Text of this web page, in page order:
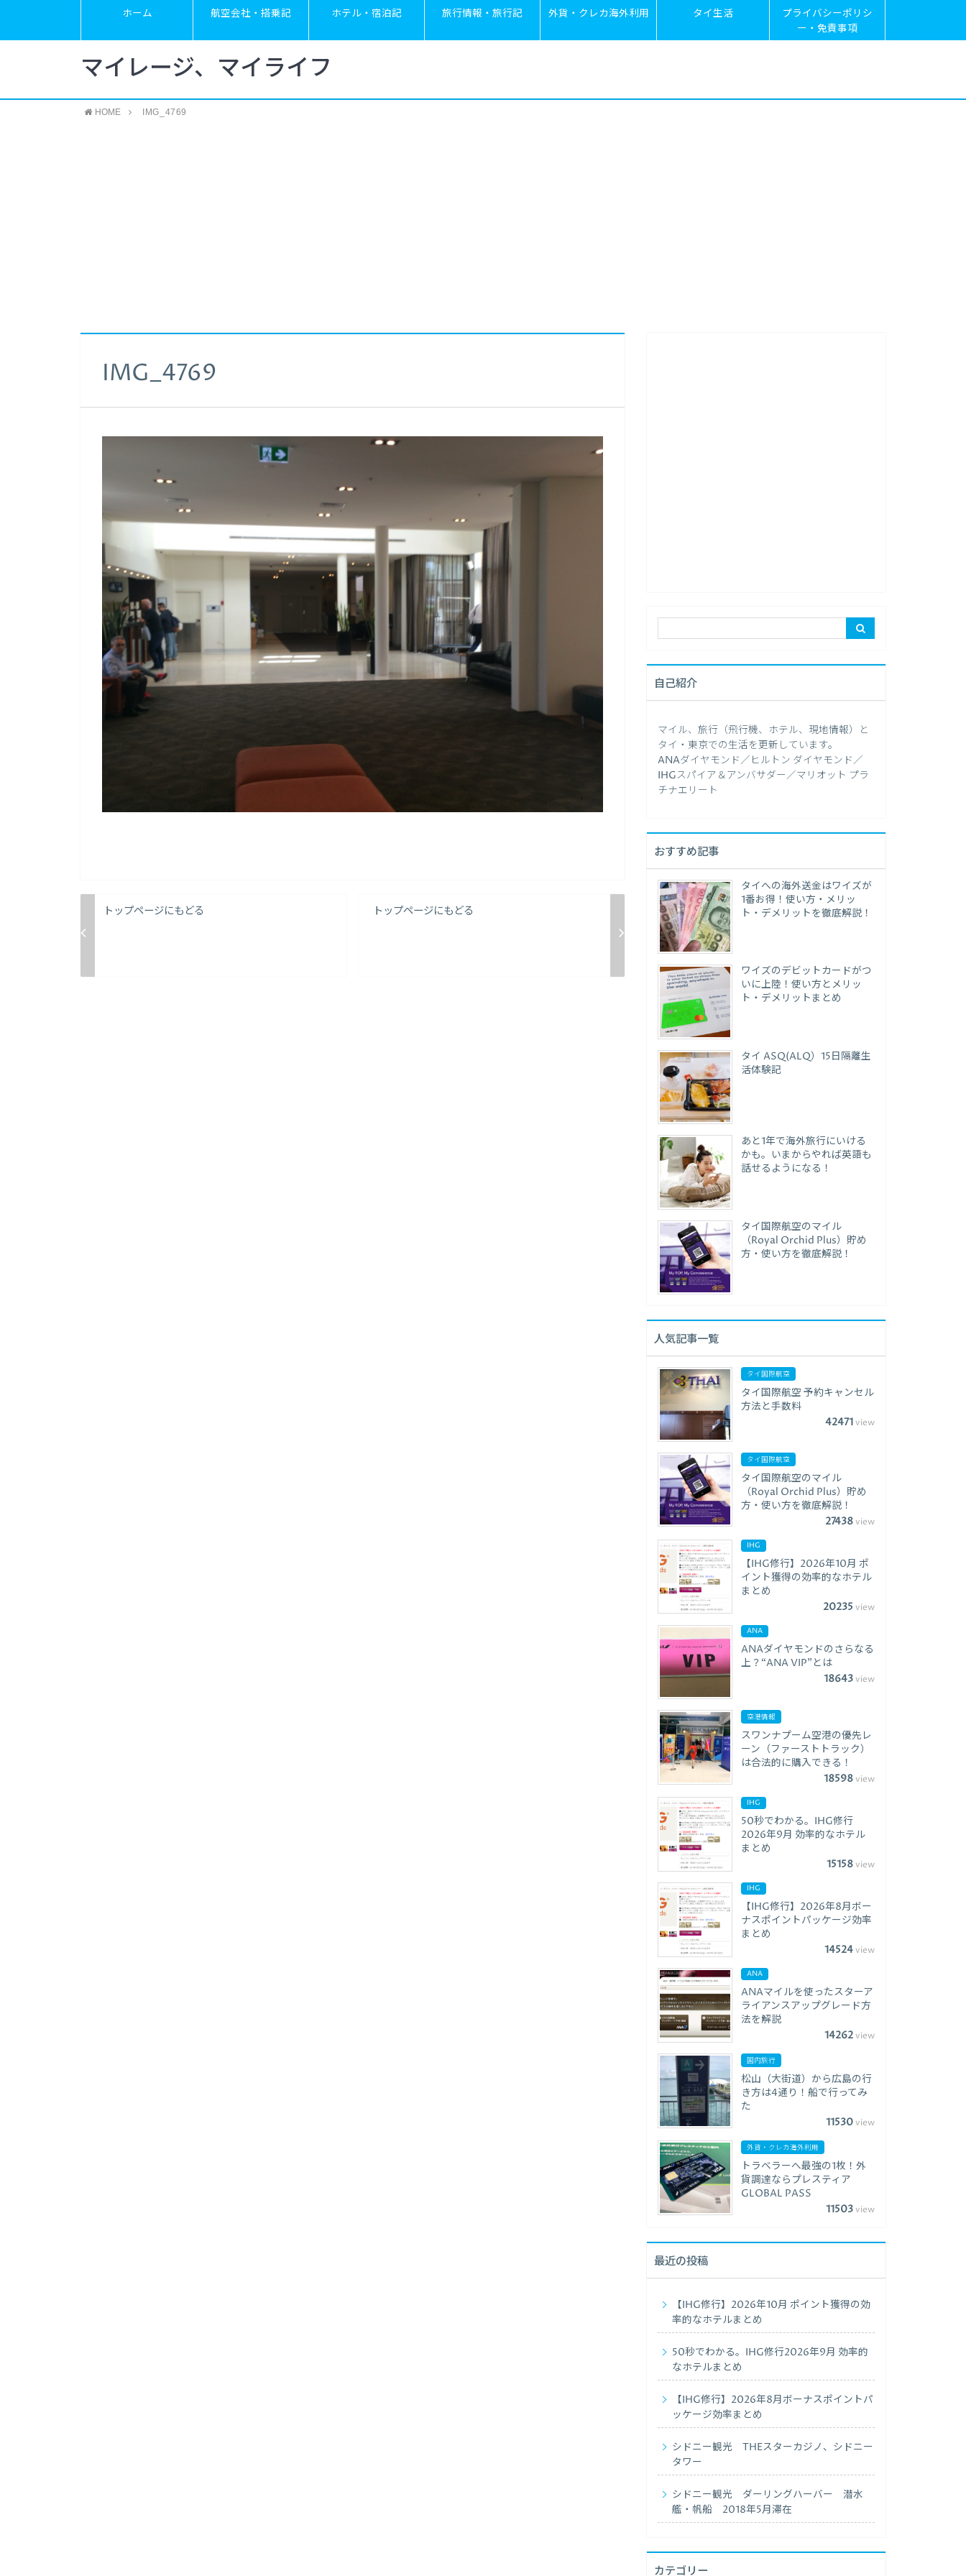
ホーム 航空会社・搭乗記 ホテル・宿泊記 旅行情報・旅行記 外貨・クレカ海外利用 タイ生活
プライバシーポリシ
ー・免責事項
マイレージ、マイライフ
HOME IMG_4769
IMG_4769
トップページにもどる トップページにもどる
自己紹介
マイル、旅行（飛行機、ホテル、現地情報）と
タイ・東京での生活を更新しています。
ANAダイヤモンド／ヒルトン ダイヤモンド／
IHGスパイア＆アンバサダー／マリオット プラ
チナエリート
おすすめ記事
タイへの海外送金はワイズが
1番お得！使い方・メリッ
ト・デメリットを徹底解説！
ワイズのデビットカードがつ
いに上陸！使い方とメリッ
ト・デメリットまとめ
タイ ASQ(ALQ）15日隔離生
活体験記
あと1年で海外旅行にいける
かも。いまからやれば英語も
話せるようになる！
タイ国際航空のマイル
（Royal Orchid Plus）貯め
方・使い方を徹底解説！
人気記事一覧
タイ国際航空
タイ国際航空 予約キャンセル
方法と手数料
42471view
タイ国際航空
タイ国際航空のマイル
（Royal Orchid Plus）貯め
方・使い方を徹底解説！
27438view
IHG
【IHG修行】2026年10月 ポ
イント獲得の効率的なホテル
まとめ
20235 view
ANA
ANAダイヤモンドのさらなる
上？“ANA VIP”とは
18643view
空港情報
スワンナプーム空港の優先レ
ーン（ファーストトラック）
は合法的に購入できる！
18598view
IHG
50秒でわかる。IHG修行
2026年9月 効率的なホテル
まとめ
15158view
IHG
【IHG修行】2026年8月ボー
ナスポイントパッケージ効率
まとめ
14524view
ANA
ANAマイルを使ったスターア
ライアンスアップグレード方
法を解説
14262view
国内旅行
松山（大街道）から広島の行
き方は4通り！船で行ってみ
た
11530view
外貨・クレカ海外利用
トラベラーへ最強の1枚！外
貨調達ならプレスティア
GLOBAL PASS
11503view
最近の投稿
【IHG修行】2026年10月 ポイント獲得の効
率的なホテルまとめ
50秒でわかる。IHG修行2026年9月 効率的
なホテルまとめ
【IHG修行】2026年8月ボーナスポイントパ
ッケージ効率まとめ
シドニー観光 THEスターカジノ、シドニー
タワー
シドニー観光 ダーリングハーバー 潜水
艦・帆船 2018年5月滞在
カテゴリー